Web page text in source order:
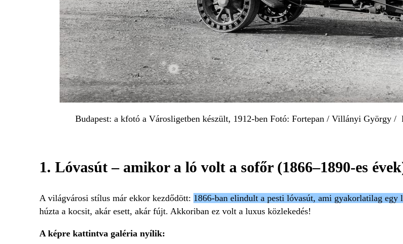
Budapest: a kfotó a Városligetben készült, 1912-ben Fotó: Fortepan / Villányi György /
1. Lóvasút – amikor a ló volt a sofőr (1866–1890-es
A világvárosi stílus már ekkor kezdődött: 1866-ban elindult a pesti lóvasút, ami gyakorlatilag
húzta a kocsit, akár esett, akár fújt. Akkoriban ez volt a luxus közlekedés!
A képre kattintva galéria nyílik: